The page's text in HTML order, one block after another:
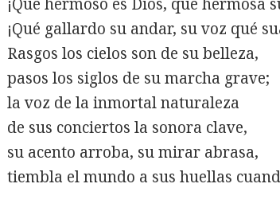
¡Qué gallardo su andar, su voz qué
Rasgos los cielos son de su belleza,
pasos los siglos de su marcha grave;
la voz de la inmortal naturaleza
de sus conciertos la sonora clave,
su acento arroba, su mirar abrasa,
tiembla el mundo a sus huellas